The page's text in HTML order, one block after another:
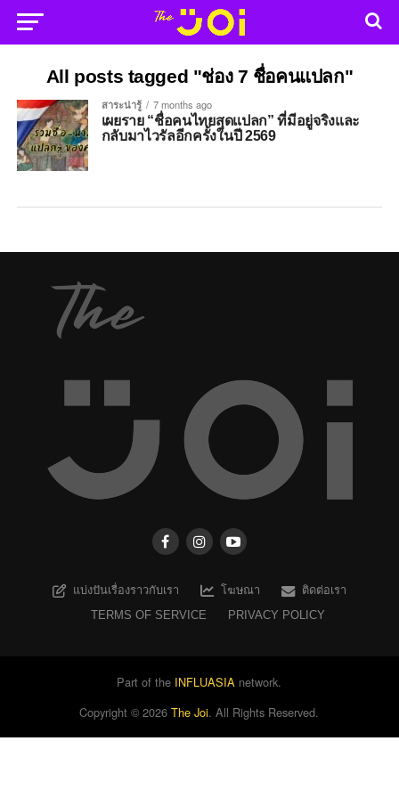
All posts tagged "ช่อง 7 ชื่อคนแปลก"
สาระน่ารู้ 7 months ago
เผยราย “ชื่อคนไทยสุดแปลก” ที่มีอยู่จริงและ
กลับมาไวรัลอีกครั้งในปี 2569
แบ่งปันเรื่องราวกับเรา โฆษณา
ติดต่อเรา
TERMS OF SERVICE
PRIVACY POLICY
Part of the INFLUASIA network.
Copyright ©2026 The Joi. All Rights Reserved.